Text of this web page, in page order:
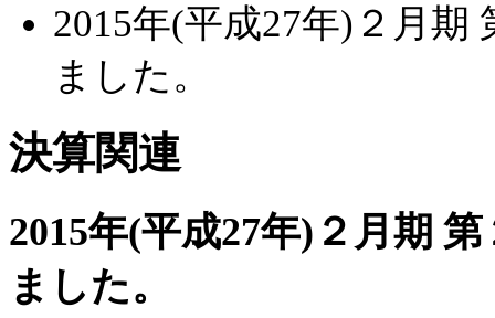
2015年(平成27年)２月
ました。
決算関連
2015年(平成27年)２月期
ました。